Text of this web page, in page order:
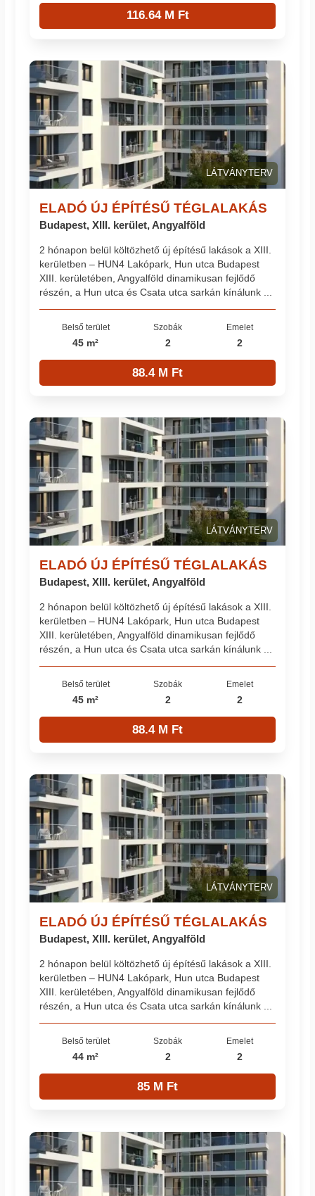
116.64 M Ft
LÁTVÁNYTERV
ELADÓ ÚJ ÉPÍTÉSŰ TÉGLALAKÁS
Budapest, XIII. kerület, Angyalföld
2 hónapon belül költözhető új építésű lakások a XIII.
kerületben – HUN4 Lakópark, Hun utca Budapest
XIII. kerületében, Angyalföld dinamikusan fejlődő
részén, a Hun utca és Csata utca sarkán kínálunk ...
Belső terület
45 m²
Szobák
2
Emelet
2
88.4 M Ft
LÁTVÁNYTERV
ELADÓ ÚJ ÉPÍTÉSŰ TÉGLALAKÁS
Budapest, XIII. kerület, Angyalföld
2 hónapon belül költözhető új építésű lakások a XIII.
kerületben – HUN4 Lakópark, Hun utca Budapest
XIII. kerületében, Angyalföld dinamikusan fejlődő
részén, a Hun utca és Csata utca sarkán kínálunk ...
Belső terület
45 m²
Szobák
2
Emelet
2
88.4 M Ft
LÁTVÁNYTERV
ELADÓ ÚJ ÉPÍTÉSŰ TÉGLALAKÁS
Budapest, XIII. kerület, Angyalföld
2 hónapon belül költözhető új építésű lakások a XIII.
kerületben – HUN4 Lakópark, Hun utca Budapest
XIII. kerületében, Angyalföld dinamikusan fejlődő
részén, a Hun utca és Csata utca sarkán kínálunk ...
Belső terület
44 m²
Szobák
2
Emelet
2
85 M Ft